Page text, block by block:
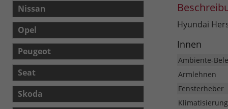
Hyundai
Innen
Ambiente-
Armlehnen
Fensterheber
Klimatisierung
Nissan
Opel
Peugeot
Seat
Skoda